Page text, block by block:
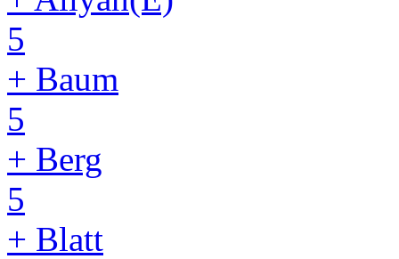
5
+ Baum
5
+ Berg
5
+ Blatt